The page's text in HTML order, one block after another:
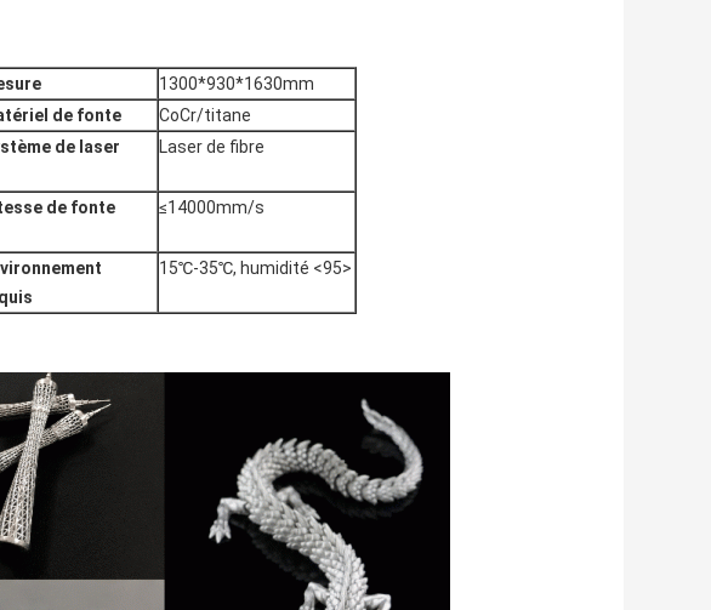
1300*930*1630mm
de fonte
CoCr/titane
de laser Laser de fibre
de fonte ≤14000mm/s
15℃-35℃, humidité <95>